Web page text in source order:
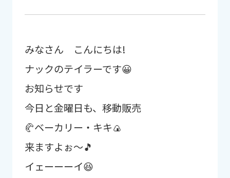
Tel.098-863-7266
月〜金 9:00～22:00／土曜 9:00～19:00／
祝日 9:00～21:00／日曜休館
レッスンスケジュール
みなさん こんにちは!
ナックのテイラーです😀
お知らせです
今日と金曜日も、移動販売
🥐ベーカリー・キキ🍙
来ますよぉ～🎵
イェーーーイ😆